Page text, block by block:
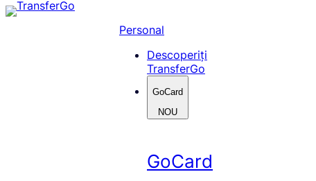
Skip
Personal
Descoperiți
TransferGo
GoCard
NOU
GoCard